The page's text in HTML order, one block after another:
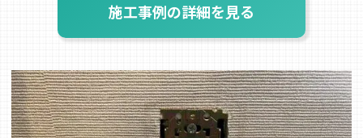
施工事例の詳細を見る